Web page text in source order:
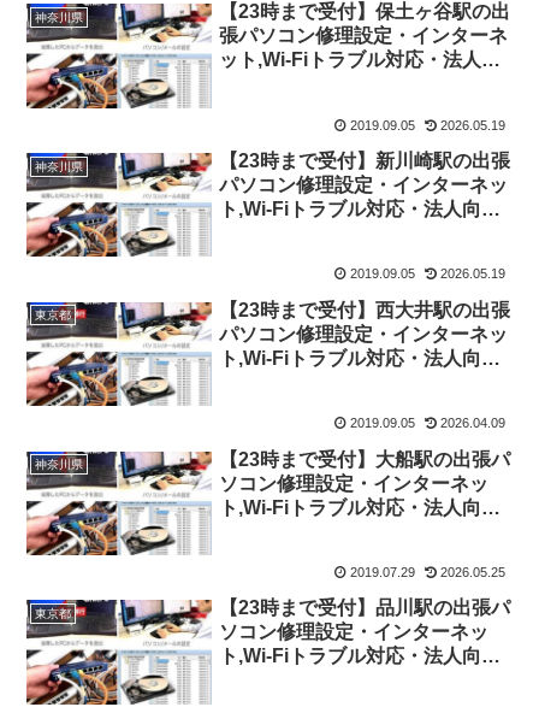
神奈川県
【23時まで受付】保土ヶ谷駅の出
張パソコン修理設定・インターネ
ット,Wi-Fiトラブル対応・法人向
2019.09.05 2026.05.19
神奈川県
【23時まで受付】新川崎駅の出張
パソコン修理設定・インターネッ
ト,Wi-Fiトラブル対応・法人向け
2019.09.05 2026.05.19
東京都
【23時まで受付】西大井駅の出張
パソコン修理設定・インターネッ
ト,Wi-Fiトラブル対応・法人向け
2019.09.05 2026.04.09
神奈川県
【23時まで受付】大船駅の出張パ
ソコン修理設定・インターネッ
ト,Wi-Fiトラブル対応・法人向け
2019.07.29 2026.05.25
東京都
【23時まで受付】品川駅の出張パ
ソコン修理設定・インターネッ
ト,Wi-Fiトラブル対応・法人向け